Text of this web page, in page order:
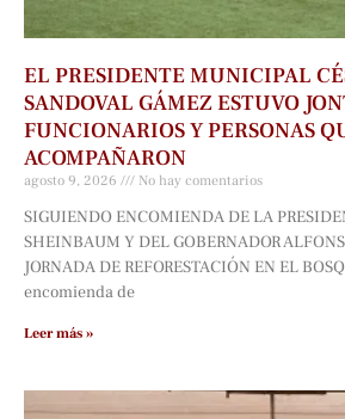
EL PRESIDENTE MUNICIPAL
SANDOVAL GÁMEZ ESTUVO
FUNCIONARIOS Y PERSONAS
ACOMPAÑARON
agosto 9, 2026 No hay comentarios
SIGUIENDO ENCOMIENDA DE LA
SHEINBAUM Y DEL GOBERNADOR
JORNADA DE REFORESTACIÓN EN EL
encomienda de
Leer más »